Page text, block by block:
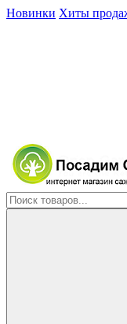
Новинки Хиты